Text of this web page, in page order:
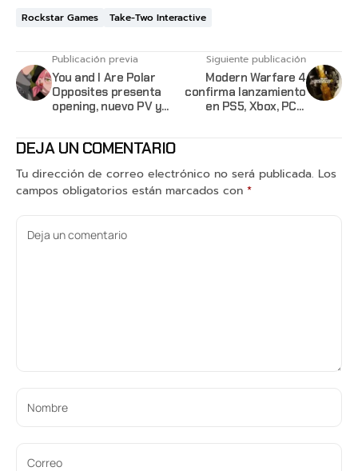
Rockstar Games
Take-Two Interactive
Publicación previa
You and I Are Polar
Opposites presenta
opening, nuevo PV y
Siguiente publicación
Modern Warfare 4
confirma lanzamiento
en PS5, Xbox, PC y
DEJA UN COMENTARIO
Tu dirección de correo electrónico no será publicada. Los
campos obligatorios están marcados con *